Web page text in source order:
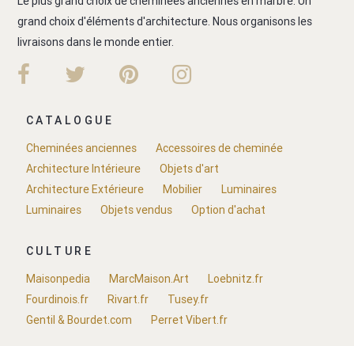
grand choix d'éléments d'architecture. Nous organisons les
livraisons dans le monde entier.
CATALOGUE
Cheminées anciennes
Accessoires de cheminée
Architecture Intérieure
Objets d'art
Architecture Extérieure
Mobilier
Luminaires
Luminaires
Objets vendus Option d'achat
CULTURE
Maisonpedia
MarcMaison.Art
Loebnitz.fr
Fourdinois.fr
Rivart.fr
Tusey.fr
Gentil & Bourdet.com
Perret Vibert.fr